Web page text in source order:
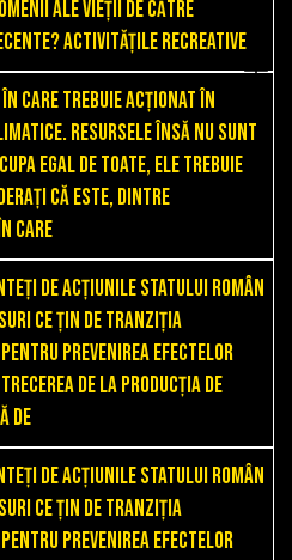
ale vieții de către
Activitățile recreative
în care trebuie acționat în
Resursele însă nu sunt
egal de toate, ele trebuie
că este, dintre
care
de acțiunile statului român
ce țin de tranziția
pentru prevenirea efectelor
de la producția de
de
de acțiunile statului român
ce țin de tranziția
pentru prevenirea efectelor